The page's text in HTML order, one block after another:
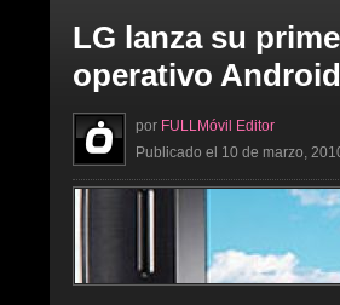
LG lanza su
operativo Android
por FULLMóvil Editor
Publicado el 10 de marzo,